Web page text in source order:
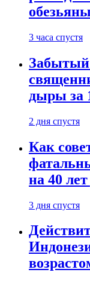
3 часа спустя
Забытый
дыры за
2 дня спустя
Как
на 40
3 дня спустя